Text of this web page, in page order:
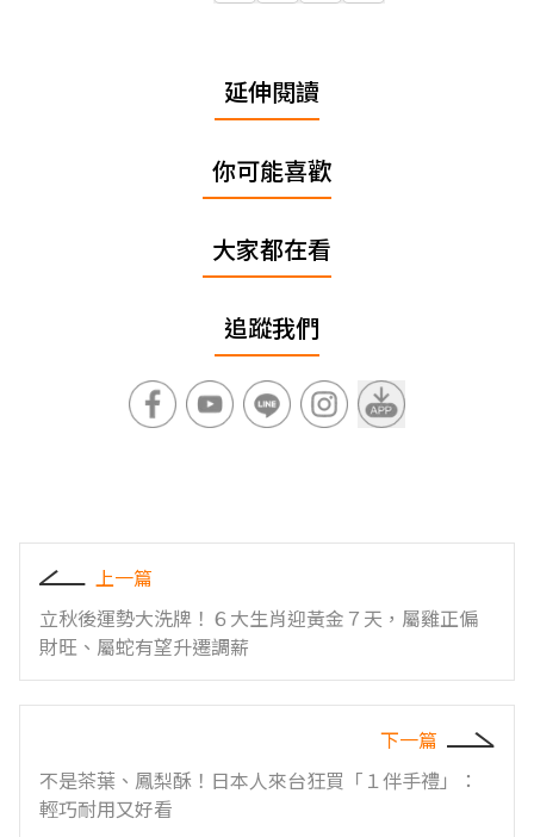
延伸閱讀
你可能喜歡
大家都在看
追蹤我們
上一篇
立秋後運勢大洗牌！６大生肖迎黃金７天，屬雞正偏
財旺、屬蛇有望升遷調薪
下一篇
不是茶葉、鳳梨酥！日本人來台狂買「１伴手禮」：
輕巧耐用又好看